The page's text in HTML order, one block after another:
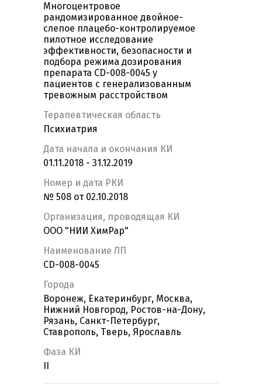
Многоцентровое
рандомизированное двойное-
слепое плацебо-контролируемое
пилотное исследование
эффективности, безопасности и
подбора режима дозирования
препарата CD-008-0045 у
пациентов с генерализованным
тревожным расстройством
Терапевтическая область
Психиатрия
Дата начала и окончания КИ
01.11.2018 - 31.12.2019
Номер и дата РКИ
№ 508 от 02.10.2018
Организация, проводящая КИ
ООО "НИИ ХимРар"
Наименование ЛП
CD-008-0045
Города
Воронеж, Екатеринбург, Москва,
Нижний Новгород, Ростов-на-Дону,
Рязань, Санкт-Петербург,
Ставрополь, Тверь, Ярославль
Фаза КИ